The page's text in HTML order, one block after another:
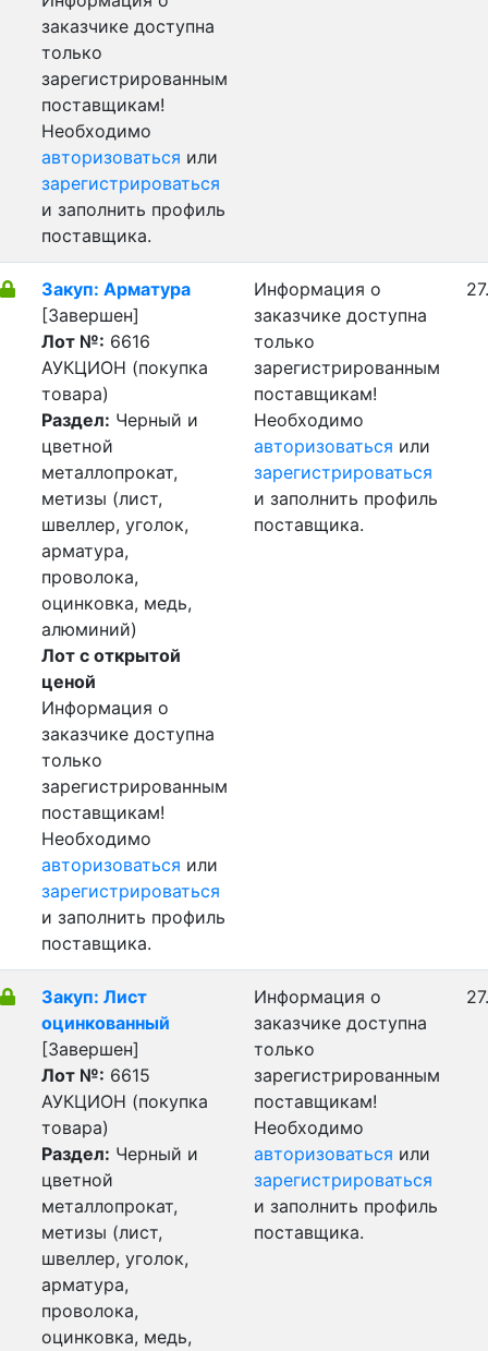
заказчике доступна
только
зарегистрированным
поставщикам!
Необходимо
авторизоваться или
зарегистрироваться
и заполнить профиль
поставщика.
Закуп: Арматура
[Завершен]
Лот №: 6616
АУКЦИОН (покупка
товара)
Раздел: Черный и
цветной
металлопрокат,
метизы (лист,
швеллер, уголок,
арматура,
проволока,
оцинковка, медь,
алюминий)
Лот с открытой
ценой
Информация о
заказчике доступна
только
зарегистрированным
поставщикам!
Необходимо
авторизоваться или
зарегистрироваться
и заполнить профиль
поставщика.
Информация о
заказчике доступна
только
зарегистрированным
поставщикам!
Необходимо
авторизоваться или
зарегистрироваться
и заполнить профиль
поставщика.
Закуп: Лист
оцинкованный
[Завершен]
Лот №: 6615
АУКЦИОН (покупка
товара)
Раздел: Черный и
цветной
металлопрокат,
метизы (лист,
швеллер, уголок,
арматура,
проволока,
оцинковка, медь,
Информация о
заказчике доступна
только
зарегистрированным
поставщикам!
Необходимо
авторизоваться или
зарегистрироваться
и заполнить профиль
поставщика.